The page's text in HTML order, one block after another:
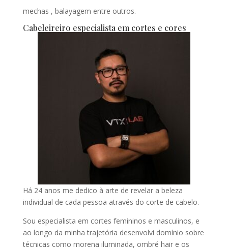
mechas , balayagem entre outros.
Cabeleireiro especialista em cortes e cores
Há 24 anos me dedico à arte de revelar a beleza
individual de cada pessoa através do corte de cabelo.
Sou especialista em cortes femininos e masculinos, e
ao longo da minha trajetória desenvolvi domínio sobre
técnicas como morena iluminada, ombré hair e os